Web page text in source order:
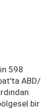
598
ABD/
bir